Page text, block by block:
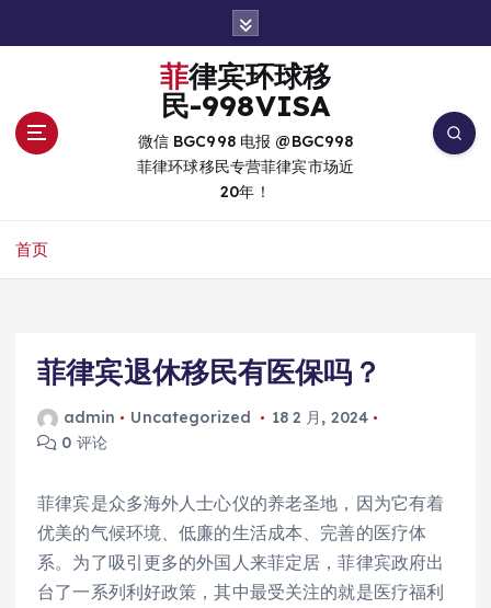
菲律宾环球移
民-998VISA
微信 BGC998 电报 @BGC998
菲律环球移民专营菲律宾市场近
20年！
首页
菲律宾退休移民有医保吗？
admin Uncategorized
18 2 月, 2024
0 评论
菲律宾是众多海外人士心仪的养老圣地️，因为它有着
优美的气候环境、低廉的生活成本、完善的医疗体
系。为了吸引更多的外国人来菲定居，菲律宾政府出
台了一系列利好政策，其中最受关注的就是医疗福利